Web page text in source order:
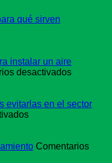
qué sirven
instalar un aire
desactivadosen
aire
evitarlas en el sector
en
puedes
Comentarios